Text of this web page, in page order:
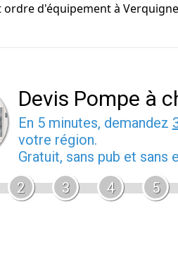
ordre d'équipement à
Devis Pompe à
En 5 minutes, demandez
votre région.
Gratuit, sans pub et sans
2 3 4 5